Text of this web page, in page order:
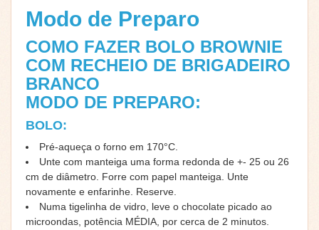
Modo de Preparo
COMO FAZER BOLO BROWNIE
COM RECHEIO DE BRIGADEIRO
BRANCO
MODO DE PREPARO:
BOLO:
Pré-aqueça o forno em 170°C.
Unte com manteiga uma forma redonda de +- 25 ou 26
cm de diâmetro. Forre com papel manteiga. Unte
novamente e enfarinhe. Reserve.
Numa tigelinha de vidro, leve o chocolate picado ao
microondas, potência MÉDIA, por cerca de 2 minutos.